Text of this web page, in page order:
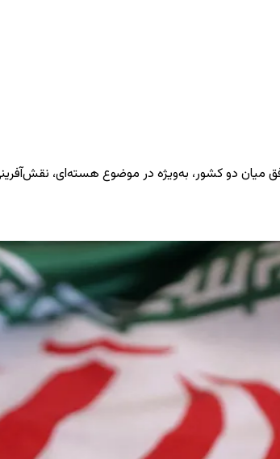
میان دو کشور، به‌ویژه در موضوع هسته‌ای،